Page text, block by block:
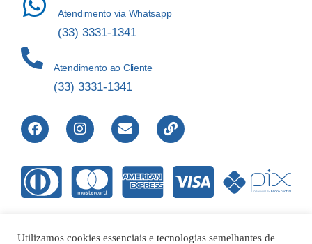
Atendimento via Whatsapp
(33) 3331-1341
Atendimento ao Cliente
(33) 3331-1341
Utilizamos cookies essenciais e tecnologias semelhantes de